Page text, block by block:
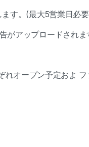
す。(最大5営業日必
がアップロードされま
オープン予定およ